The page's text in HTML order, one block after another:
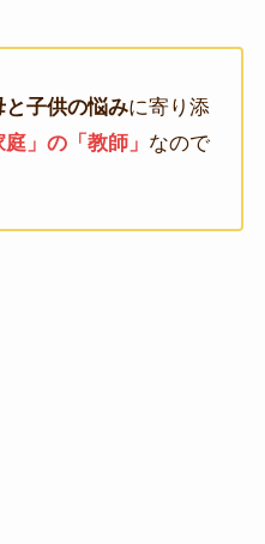
と子供の悩みに寄り添
庭」の「教師」 なので